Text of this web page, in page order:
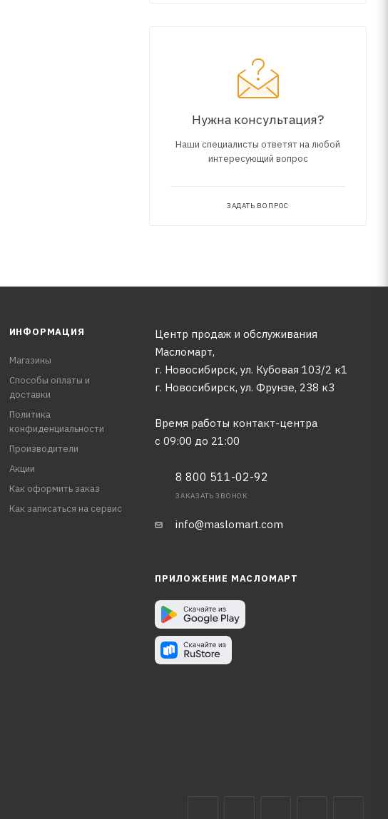
Нужна консультация?
Наши специалисты ответят на любой
интересующий вопрос
ЗАДАТЬ ВОПРОС
ИНФОРМАЦИЯ
Магазины
Способы оплаты и
доставки
Политика
конфиденциальности
Производители
Акции
Как оформить заказ
Как записаться на сервис
Центр продаж и обслуживания
Масломарт,
г. Новосибирск, ул. Кубовая 103/2 к1
г. Новосибирск, ​ул. Фрунзе, 238 к3
Время работы контакт-центра
с 09:00 до 21:00
8 800 511-02-92
ЗАКАЗАТЬ ЗВОНОК
info@maslomart.com
ПРИЛОЖЕНИЕ МАСЛОМАРТ